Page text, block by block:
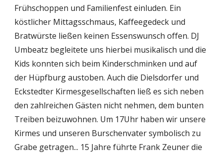
Frühschoppen und Familienfest einluden. Ein
köstlicher Mittagsschmaus, Kaffeegedeck und
Bratwürste ließen keinen Essenswunsch offen. DJ
Umbeatz begleitete uns hierbei musikalisch und die
Kids konnten sich beim Kinderschminken und auf
der Hüpfburg austoben. Auch die Dielsdorfer und
Eckstedter Kirmesgesellschaften ließ es sich neben
den zahlreichen Gästen nicht nehmen, dem bunten
Treiben beizuwohnen. Um 17Uhr haben wir unsere
Kirmes und unseren Burschenvater symbolisch zu
Grabe getragen... 15 Jahre führte Frank Zeuner die